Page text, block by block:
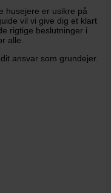
husejere er usikre på
vil vi give dig et klart
rigtige beslutninger i
alle.
ansvar som grundejer.